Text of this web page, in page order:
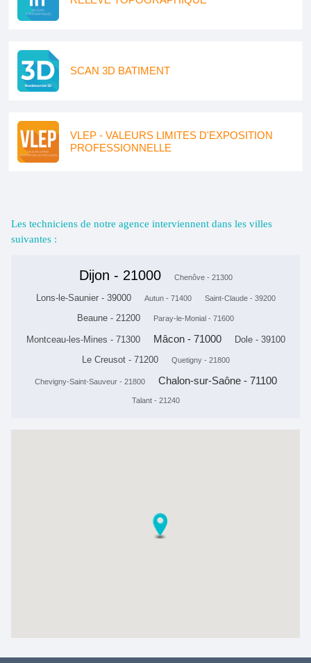
SCAN 3D BATIMENT
VLEP - VALEURS LIMITES D'EXPOSITION
PROFESSIONNELLE
Les techniciens de notre agence interviennent dans les villes
suivantes :
Dijon - 21000 Chenôve - 21300
Lons-le-Saunier - 39000 Autun - 71400 Saint-Claude - 39200
Beaune - 21200 Paray-le-Monial - 71600
Montceau-les-Mines - 71300 Mâcon - 71000
Dole - 39100
Le Creusot - 71200
Quetigny - 21800
Chevigny-Saint-Sauveur - 21800 Chalon-sur-Saône - 71100
Talant - 21240